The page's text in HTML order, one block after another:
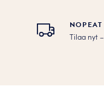
Tilaa nyt